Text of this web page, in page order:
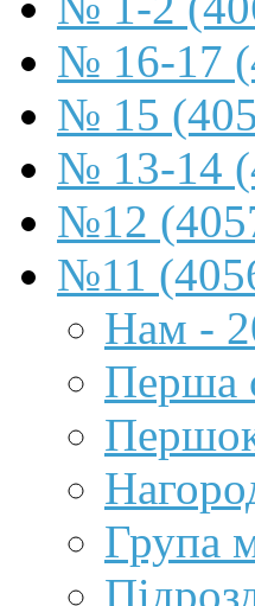
№ 16-17
№ 15
№ 13-14
№12
№11
Нам -
Перша
Група